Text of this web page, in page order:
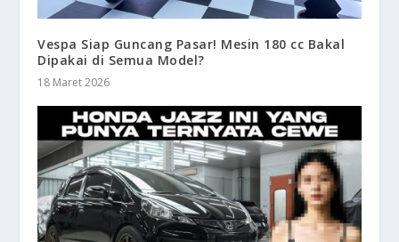
Vespa Siap Guncang Pasar! Mesin 180 cc Bakal
Dipakai di Semua Model?
18 Maret 2026